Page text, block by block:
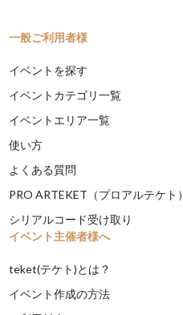
一般ご利用者様
イベントを探す
イベントカテゴリ一覧
イベントエリア一覧
使い方
よくある質問
PRO ARTEKET（プロアルテケト）
シリアルコード受け取り
イベント主催者様へ
teket(テケト)とは？
イベント作成の方法